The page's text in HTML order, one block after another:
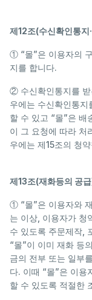
제12조(수신확인통지
① “몰”은 이용자의
지를 합니다.
② 수신확인통지를 받
우에는 수신확인통지
할 수 있고 “몰”은 배
이 그 요청에 따라 처
우에는 제15조의 청
제13조(재화등의 공
① “몰”은 이용자와
는 이상, 이용자가 청
수 있도록 주문제작,
“몰”이 이미 재화 등
금의 전부 또는 일부
다. 이때 “몰”은 이용
할 수 있도록 적절한